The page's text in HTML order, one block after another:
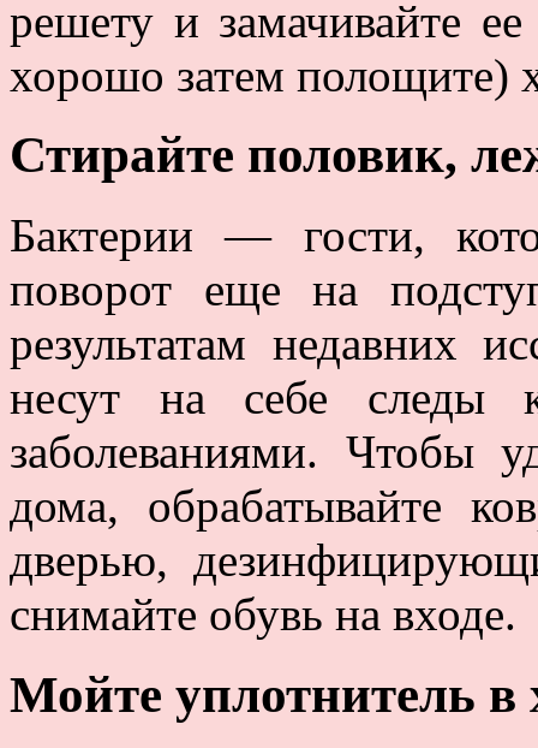
решету и замачивайте
хорошо затем полощите)
Стирайте половик,
Бактерии — гости,
поворот еще на
результатам недавних
несут на себе следы
заболеваниями. Чтобы
дома, обрабатывайте
дверью,
снимайте обувь на входе.
Мойте уплотнитель в